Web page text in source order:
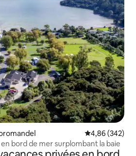
Évaluation
4,86 (342)
bord de mer surplombant la baie